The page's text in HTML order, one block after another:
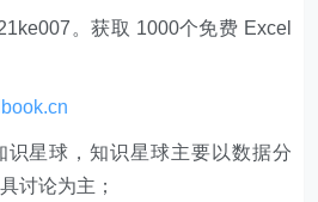
。获取 1000个免费 Excel
识星球，知识星球主要以数据分
讨论为主；